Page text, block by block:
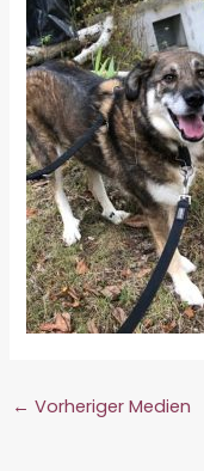
← Vorheriger Medien